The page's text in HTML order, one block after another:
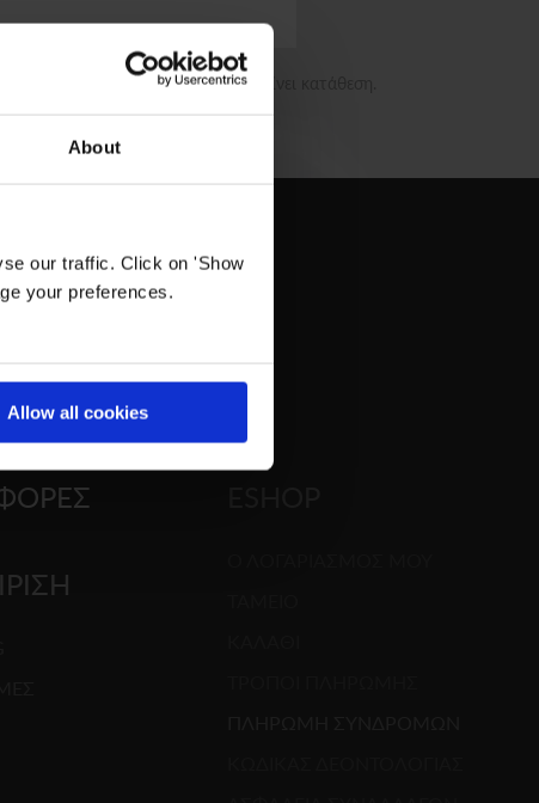
About
our traffic. Click on 'Show
your preferences.
Allow all cookies
στα οποία θα πρέπει να γίνει κατάθεση.